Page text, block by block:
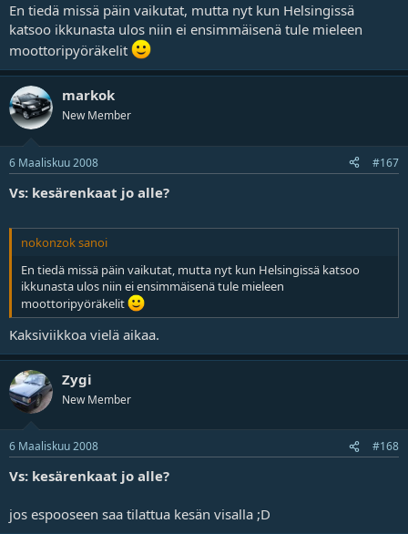
En tiedä missä päin vaikutat, mutta nyt kun Helsingissä
katsoo ikkunasta ulos niin ei ensimmäisenä tule mieleen
moottoripyöräkelit
markok
New Member
6 Maaliskuu 2008 #167
Vs: kesärenkaat jo alle?
nokonzok sanoi
En tiedä missä päin vaikutat, mutta nyt kun Helsingissä katsoo
ikkunasta ulos niin ei ensimmäisenä tule mieleen
moottoripyöräkelit
Kaksiviikkoa vielä aikaa.
Zygi
New Member
6 Maaliskuu 2008 #168
Vs: kesärenkaat jo alle?
jos espooseen saa tilattua kesän visalla ;D